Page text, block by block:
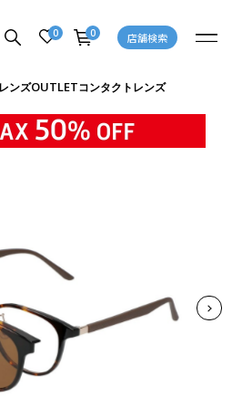
0 0 店舗検索
レンズOUTLETコンタクトレンズ
商品詳細ページへ